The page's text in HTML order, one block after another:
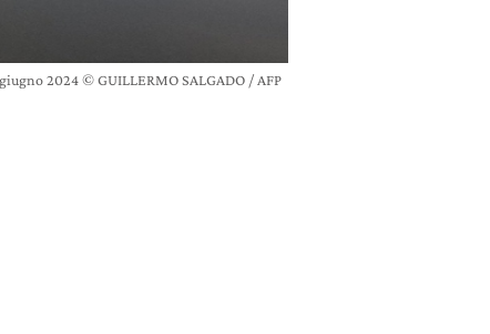
2024 © GUILLERMO SALGADO / AFP